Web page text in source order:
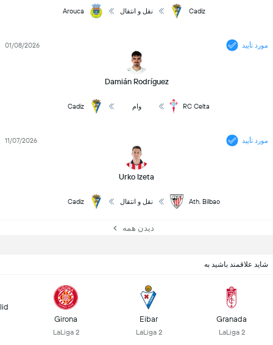
Cadiz نقل و انتقال Arouca
مورد تأیید
Damián Rodríguez
01/08/2026
RC Celta وام Cadiz
مورد تأیید
Urko Izeta
11/07/2026
Ath. Bilbao نقل و انتقال Cadiz
دیدن همه
شاید علاقمند باشید به
Granada
LaLiga 2
Eibar
LaLiga 2
Girona
LaLiga 2